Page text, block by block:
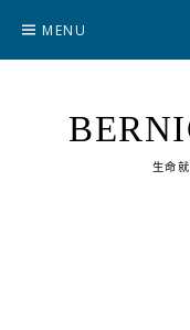
content
MENU
生命